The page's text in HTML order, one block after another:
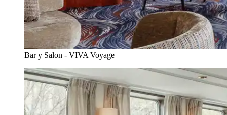
Bar y Salon - VIVA Voyage